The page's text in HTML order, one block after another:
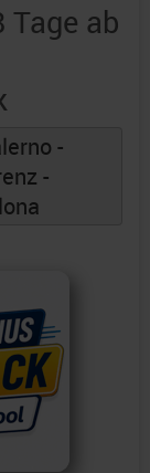
ab
-
-